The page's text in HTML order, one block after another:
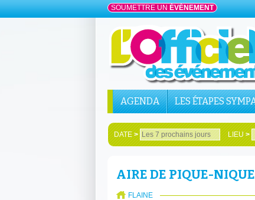
SOUMETTRE UN ÉVÉNEMENT
AGENDA LES ÉTAPES
DATE> LIEU>
AIRE DE PIQUE-
FLAINE